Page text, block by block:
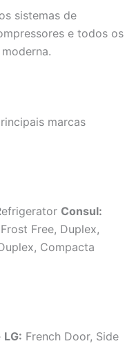
sistemas de
e todos os
marcas
Consul:
Frost Free, Duplex,
Compacta
LG: French Door, Side